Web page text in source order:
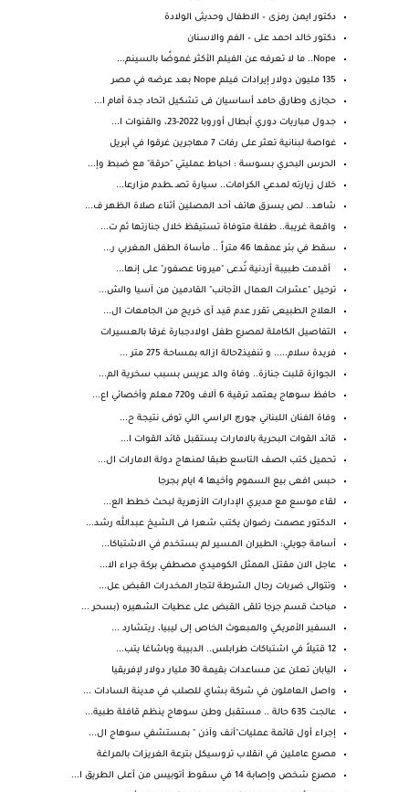
دكتور ايمن رمزى – الاطفال وحديثى الولادة
دكتور خالد احمد على – الفم والاسنان
Nope.. ما لا تعرفه عن الفيلم الأكثر غموضًا بالسينم...
135 مليون دولار إيرادات فيلم Nope بعد عرضه في مصر
حجازى وطارق حامد أساسيان فى تشكيل اتحاد جدة أمام ا...
جدول مباريات دوري أبطال أوروبا 2022-23، والقنوات ا...
غواصة لبنانية تعثر على رفات 7 مهاجرين غرقوا في أبريل
الحرس البحري بسوسة : احباط عمليتي "حرقة" مع ضبط وإ...
خلال زيارته لمدعي الكرامات.. سيارة تصـ ـطدم مزارعا...
شاهد.. لص يسرق هاتف أحد المصلين أثناء صلاة الظهر ف...
واقعة غريبة.. طفلة متوفاة تستيقظ خلال جنازتها ثم ت...
سقط في بئر عمقها 46 متراً .. مأساة الطفل المغربي ر...
أقدمت طبيبة أردنية تُدعى "ميرونا عصفور" على إنها...
ترحيل "عشرات العمال الأجانب" القادمين من آسيا والش...
العلاج الطبيعى تقرر عدم قيد أى خريج من الجامعات ال...
التفاصيل الكاملة لمصرع طفل اولادجبارة غرقا بالعسيرات
فريدة سلام..... و تنفيذ2حالة ازاله بمساحة 275 متر ...
الجوازة قلبت جنازة.. وفاة والد عريس بسبب سخرية الم...
حافظ سوهاج يعتمد ترقية 6 آلاف و720 معلم وأخصائي اع...
وفاة الفنان اللبناني چورچ الراسي اللي توفى نتيجة ح...
قائد القوات البحرية بالامارات يستقبل قائد القوات ا...
تحميل كتب الصف التاسع طبقا لمنهاج دولة الامارات ال...
حبس افعى بيع السموم وأخيها 4 ايام بجرجا
لقاء موسع مع مديري الإدارات الأزهرية لبحث خطط الع...
الدكتور عصمت رضوان يكتب شعرا فى الشيخ عبدالله رشد...
أسامة جويلي: الطيران المسير لم يستخدم في الاشتباكا...
عاجل الان مقتل الممثل الكوميدي مصطفي بركة جراء الا...
وتتوالى ضربات رجال الشرطة لتجار المخدرات القبض عل...
مباحث قسم جرجا تلقى القبض على عطيات الشهيره (بسحر ...
السفير الأمريكي والمبعوث الخاص إلى ليبيا، ريتشارد ...
12 قتيلاً في اشتباكات طرابلس.. الدبيبة وباشاغا يتب...
اليابان تعلن عن مساعدات بقيمة 30 مليار دولار لإفريقيا
واصل العاملون في شركة بشاي للصلب في مدينة السادات ...
عالجت 635 حالة .. مستقبل وطن سوهاج ينظم قافلة طبية...
إجراء أول قائمة عمليات"أنف وآذن " بمستشفي سوهاج ال...
مصرع عاملين في انقلاب تروسيكل بترعة الغريزات بالمراغة
مصرع شخص وإصابة 14 في سقوط أتوبيس من أعلى الطريق ا...